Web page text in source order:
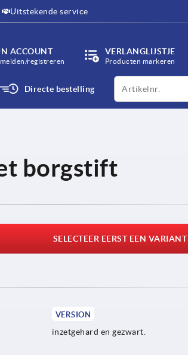
Uitstekende service
ACCOUNT
registreren
VERLANGLIJSTJE
Producten markeren
Directe bestelling
productCode
borgstift
SELECTEER EERST EEN VARIANT
VERSION
inzetgehard en gezwart.